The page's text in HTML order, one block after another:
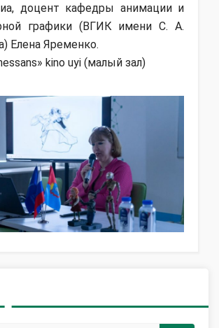
доцент кафедры анимации и
графики (ВГИК имени С. А.
Елена Яременко.
kino uyi (малый зал)